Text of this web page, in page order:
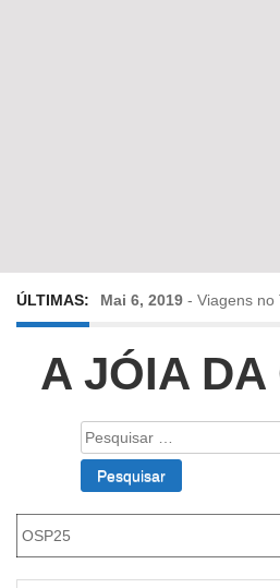
ÚLTIMAS: Mai 6, 2019 - Viagens no
Abr 24, 2019 -Diz-me a
Fev 22, 2019
Roriz
A JÓIA DA
Pesquisar
por: